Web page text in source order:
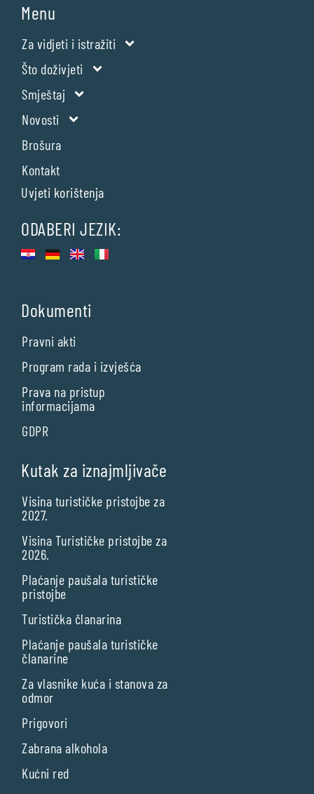
Menu
Za vidjeti i istražiti
Što doživjeti
Smještaj
Novosti
Brošura
Kontakt
Uvjeti korištenja
ODABERI JEZIK:
Dokumenti
Pravni akti
Program rada i izvješća
Prava na pristup
informacijama
GDPR
Kutak za iznajmljivače
Visina turističke pristojbe za
2027.
Visina Turističke pristojbe za
2026.
Plaćanje paušala turističke
pristojbe
Turistička članarina
Plaćanje paušala turističke
članarine
Za vlasnike kuća i stanova za
odmor
Prigovori
Zabrana alkohola
Kućni red